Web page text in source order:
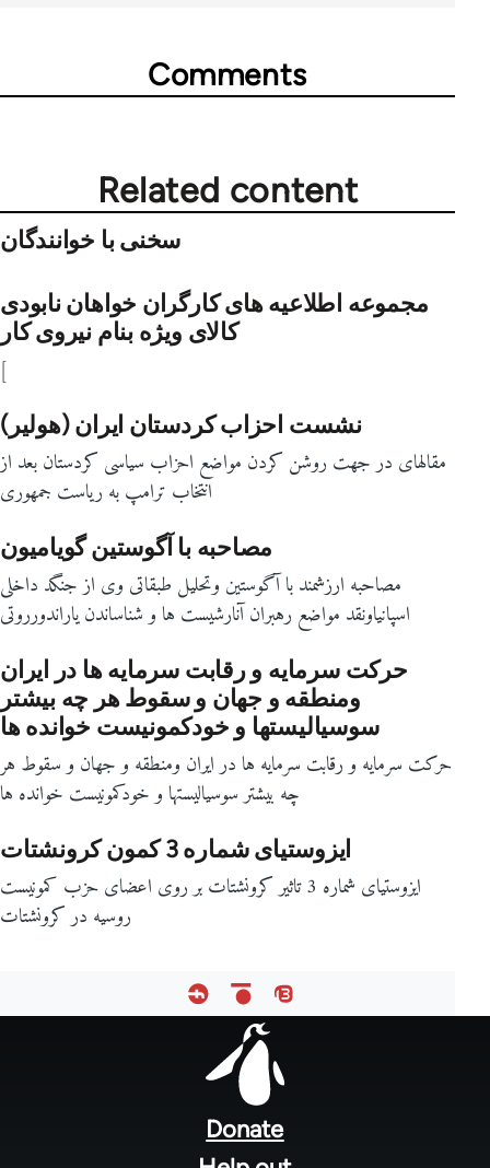
Comments
Related content
سخنی با خوانندگان
مجموعه اطلاعیه های کارگران خواهان نابودی
کالای ویژه بنام نیروی کار
[
نشست احزاب کردستان ایران (هولیر)
مقالهای در جهت روشن کردن مواضع احزاب سیاسی کردستان بعد از
انتخاب ترامپ به ریاست جمهوری
مصاحبه با آگوستین گویامیون
مصاحبه ارزشمند با آگوستین وتحلیل طبقاتی وی از جنگد داخلی
اسپانیاونقد مواضع رهبران آنارشیست ها و شناساندن یاراندورروتی
حرکت سرمایه و رقابت سرمایه ها در ایران
ومنطقه و جهان و سقوط هر چه بیشتر
سوسیالیستها و خودکمونیست خوانده ها
حرکت سرمایه و رقابت سرمایه ها در ایران ومنطقه و جهان و سقوط هر
چه بیشتر سوسیالیستها و خودکمونیست خوانده ها
ایزوستیای شماره 3 کمون کرونشتات
ایزوستیای شماره 3 تاثیر کرونشتات بر روی اعضای حزب کمونیست
روسیه در کرونشتات
Donate